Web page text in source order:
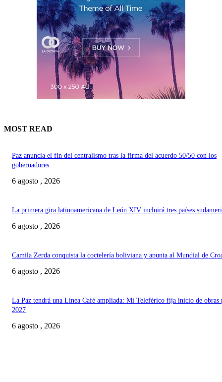
MOST READ
Paz anuncia el fin del centralismo tras la firma del acuerdo 50/50 con los
gobernadores
6 agosto , 2026
La primera gira latinoamericana de León XIV incluirá tres países
6 agosto , 2026
Camila Zerda conquista la coctelería boliviana y apunta al Mundial de
6 agosto , 2026
La Paz tendrá una Línea Café ampliada: Mi Teleférico fija inicio de obras
2027
6 agosto , 2026